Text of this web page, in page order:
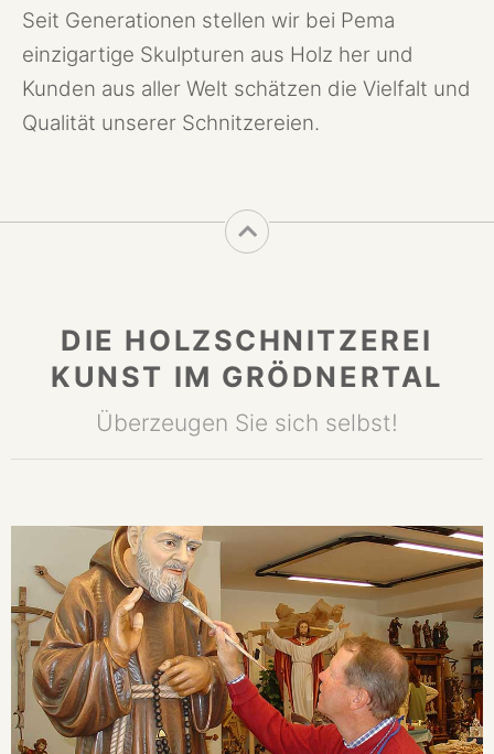
Seit Generationen stellen wir bei Pema
einzigartige Skulpturen aus Holz her und
Kunden aus aller Welt schätzen die Vielfalt und
Qualität unserer Schnitzereien.
DIE HOLZSCHNITZEREI
KUNST IM GRÖDNERTAL
Überzeugen Sie sich selbst!